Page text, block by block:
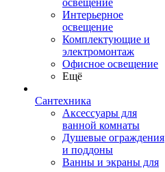
освещение
Интерьерное
освещение
Комплектующие и
электромонтаж
Офисное освещение
Ещё
Сантехника
Аксессуары для
ванной комнаты
Душевые ограждения
и поддоны
Ванны и экраны для